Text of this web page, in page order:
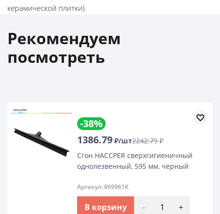
керамической плитки).
Рекомендуем
посмотреть
-38%
1386.79 ₽/шт2242.79 ₽
Сгон HACCPER сверхгигиеничный
однолезвенный, 595 мм, черный
Артикул: 869961K
В корзину - +